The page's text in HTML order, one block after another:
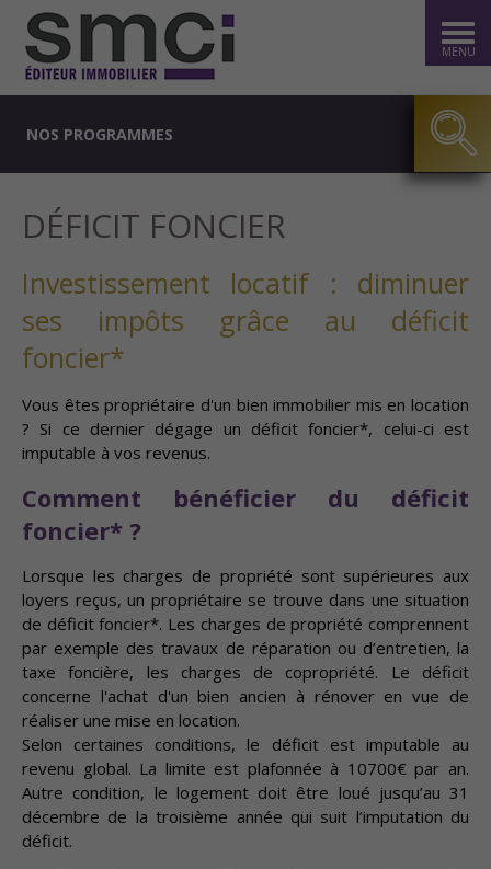
MENU
NOS PROGRAMMES
DÉFICIT FONCIER
Investissement locatif : diminuer
ses impôts grâce au déficit
foncier*
Vous êtes propriétaire d'un bien immobilier mis en location
? Si ce dernier dégage un déficit foncier*, celui-ci est
imputable à vos revenus.
Comment bénéficier du déficit
foncier* ?
Lorsque les charges de propriété sont supérieures aux
loyers reçus, un propriétaire se trouve dans une situation
de déficit foncier*. Les charges de propriété comprennent
par exemple des travaux de réparation ou d’entretien, la
taxe foncière, les charges de copropriété. Le déficit
concerne l'achat d'un bien ancien à rénover en vue de
réaliser une mise en location.
Selon certaines conditions, le déficit est imputable au
revenu global. La limite est plafonnée à 10700€ par an.
Autre condition, le logement doit être loué jusqu’au 31
décembre de la troisième année qui suit l’imputation du
déficit.